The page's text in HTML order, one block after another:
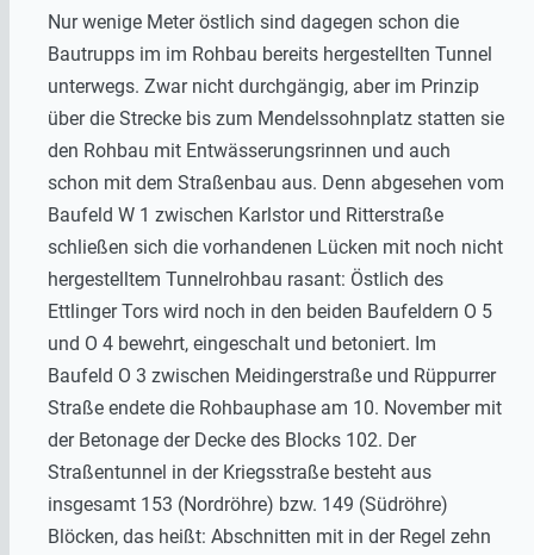
Nur wenige Meter östlich sind dagegen schon die
Bautrupps im im Rohbau bereits hergestellten Tunnel
unterwegs. Zwar nicht durchgängig, aber im Prinzip
über die Strecke bis zum Mendelssohnplatz statten sie
den Rohbau mit Entwässerungsrinnen und auch
schon mit dem Straßenbau aus. Denn abgesehen vom
Baufeld W 1 zwischen Karlstor und Ritterstraße
schließen sich die vorhandenen Lücken mit noch nicht
hergestelltem Tunnelrohbau rasant: Östlich des
Ettlinger Tors wird noch in den beiden Baufeldern O 5
und O 4 bewehrt, eingeschalt und betoniert. Im
Baufeld O 3 zwischen Meidingerstraße und Rüppurrer
Straße endete die Rohbauphase am 10. November mit
der Betonage der Decke des Blocks 102. Der
Straßentunnel in der Kriegsstraße besteht aus
insgesamt 153 (Nordröhre) bzw. 149 (Südröhre)
Blöcken, das heißt: Abschnitten mit in der Regel zehn